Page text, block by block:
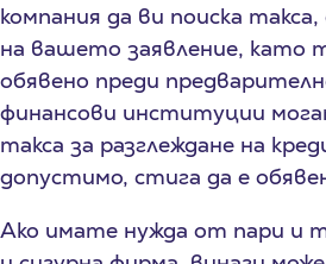
компания да ви поиска такса,
на вашето заявление, като
обявено преди
финансови институции
такса за разглеждане на
допустимо, стига да е
Ако имате нужда от пари и